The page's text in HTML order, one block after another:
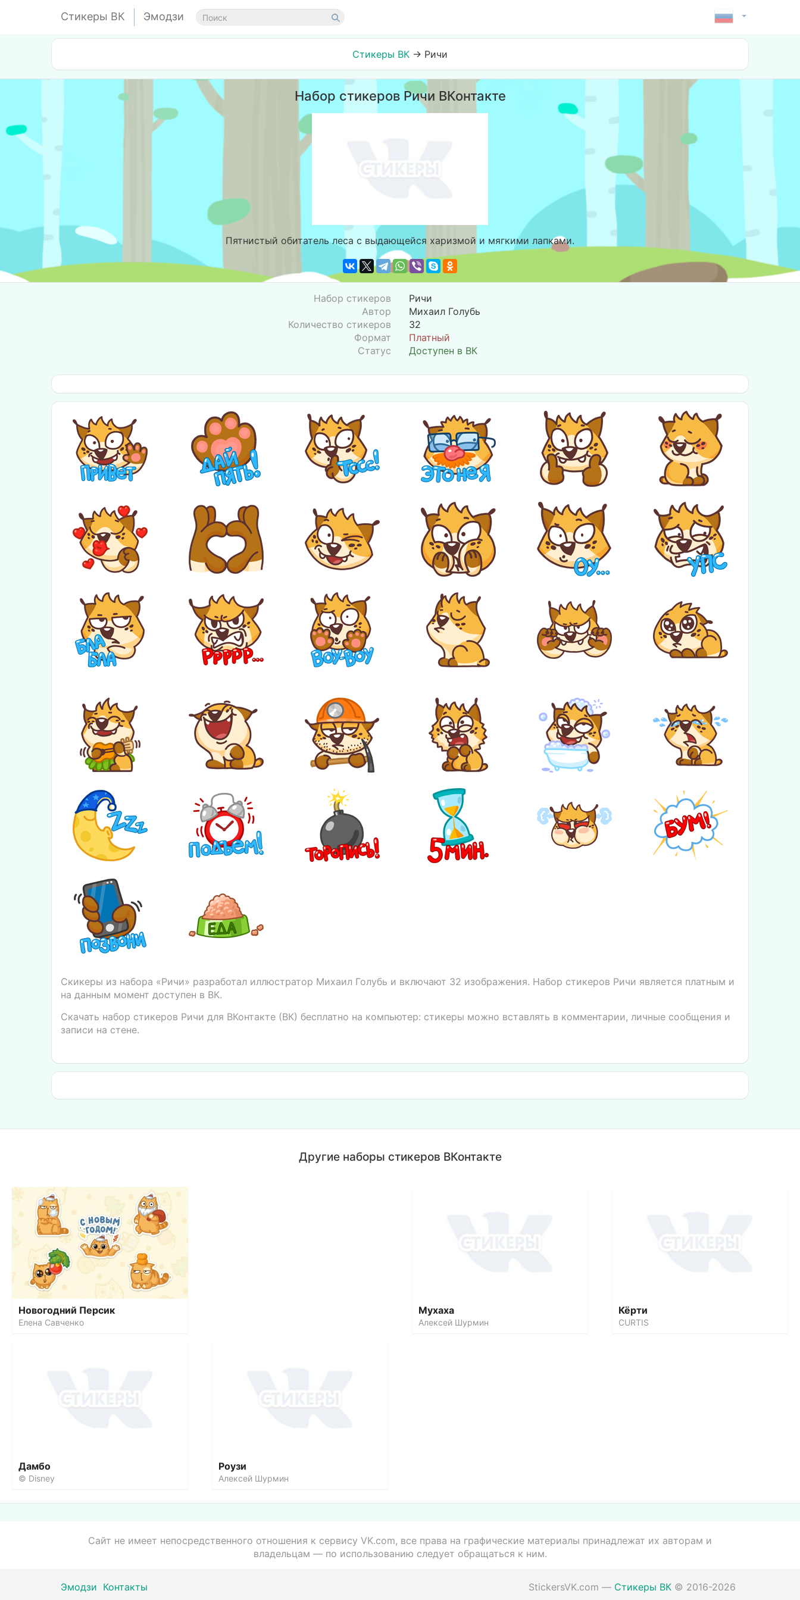
Стикеры ВК Эмодзи
Стикеры ВК → Ричи
Набор стикеров Ричи ВКонтакте
Пятнистый обитатель леса с выдающейся харизмой и мягкими лапками.
Набор стикеров
Ричи
Автор
Михаил Голубь
Количество стикеров
32
Формат
Платный
Статус
Доступен в ВК
Скикеры из набора «Ричи» разработал иллюстратор Михаил Голубь и включают 32 изображения. Набор стикеров Ричи является платным и
на данным момент доступен в ВК.
Скачать набор стикеров Ричи для ВКонтакте (ВК) бесплатно на компьютер: стикеры можно вставлять в комментарии, личные сообщения и
записи на стене.
Другие наборы стикеров ВКонтакте
Новогодний Персик
Елена Савченко
Мухаха
Алексей Шурмин
Кёрти
CURTIS
Дамбо
© Disney
Роузи
Алексей Шурмин
Сайт не имеет непосредственного отношения к сервису VK.com, все права на графические материалы принадлежат их авторам и
владельцам — по использованию следует обращаться к ним.
Эмодзи Контакты StickersVK.com — Стикеры ВК © 2016-2026